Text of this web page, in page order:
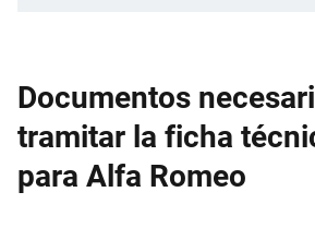
Documentos
tramitar la ficha
para Alfa Romeo